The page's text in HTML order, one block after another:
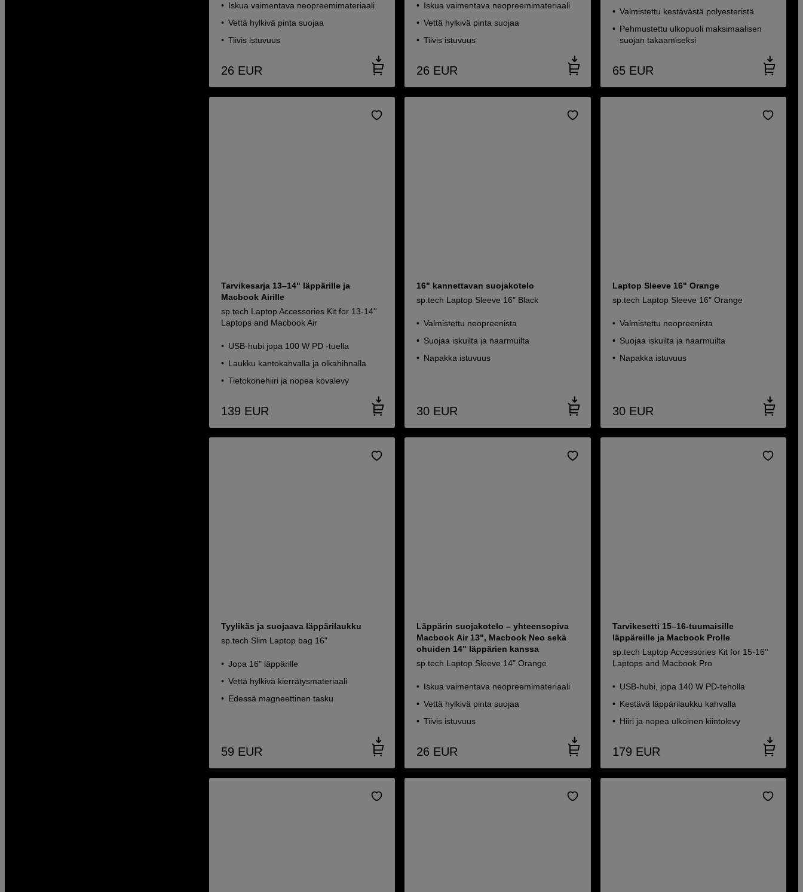
Iskua vaimentava neopreemimateriaali
Vettä hylkivä pinta suojaa
Tiivis istuvuus
26 EUR
Iskua vaimentava neopreemimateriaali
Vettä hylkivä pinta suojaa
Tiivis istuvuus
26 EUR
Valmistettu kestävästä polyesteristä
Pehmustettu ulkopuoli maksimaalisen
suojan takaamiseksi
65 EUR
Tarvikesarja 13–14" läppärille ja
Macbook Airille
sp.tech Laptop Accessories Kit for 13-14''
Laptops and Macbook Air
USB-hubi jopa 100 W PD -tuella
Laukku kantokahvalla ja olkahihnalla
Tietokonehiiri ja nopea kovalevy
139 EUR
16" kannettavan suojakotelo
sp.tech Laptop Sleeve 16" Black
Valmistettu neopreenista
Suojaa iskuilta ja naarmuilta
Napakka istuvuus
30 EUR
Laptop Sleeve 16" Orange
sp.tech Laptop Sleeve 16" Orange
Valmistettu neopreenista
Suojaa iskuilta ja naarmuilta
Napakka istuvuus
30 EUR
Tyylikäs ja suojaava läppärilaukku
sp.tech Slim Laptop bag 16"
Jopa 16" läppärille
Vettä hylkivä kierrätysmateriaali
Edessä magneettinen tasku
59 EUR
Läppärin suojakotelo – yhteensopiva
Macbook Air 13", Macbook Neo sekä
ohuiden 14" läppärien kanssa
sp.tech Laptop Sleeve 14" Orange
Iskua vaimentava neopreemimateriaali
Vettä hylkivä pinta suojaa
Tiivis istuvuus
26 EUR
Tarvikesetti 15–16-tuumaisille
läppäreille ja Macbook Prolle
sp.tech Laptop Accessories Kit for 15-16''
Laptops and Macbook Pro
USB-hubi, jopa 140 W PD-teholla
Kestävä läppärilaukku kahvalla
Hiiri ja nopea ulkoinen kiintolevy
179 EUR